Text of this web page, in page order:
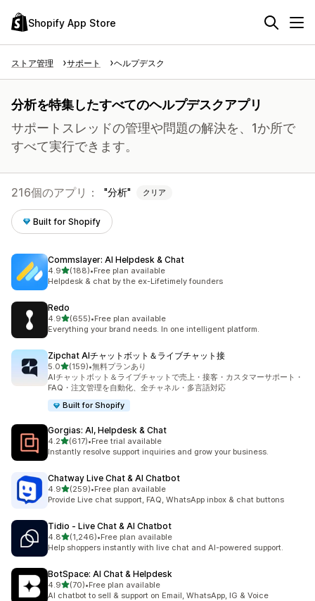
Shopify App Store
ストア管理 サポート ヘルプデスク
分析を特集したすべてのヘルプデスクアプリ
サポートスレッドの管理や問題の解決を、1か所で
すべて実行できます。
216個のアプリ： 分析 クリア
Built for Shopify
Commslayer: AI Helpdesk & Chat
4.95つ星中
(188)
合計レビュー数：188件
•Free plan available
Helpdesk & chat by the ex-Lifetimely founders
Redo
4.95つ星中
(655)
合計レビュー数：655件
•Free plan available
Everything your brand needs. In one intelligent platform.
Zipchat AIチャットボット＆ライブチャット接
5.05つ星中
(159)
合計レビュー数：159件
•無料プランあり
AIチャットボット＆ライブチャットで売上・接客・カスタマーサポート・
FAQ・注文管理を自動化、全チャネル・多言語対応
Built for Shopify
Gorgias: AI, Helpdesk & Chat
4.25つ星中
(617)
合計レビュー数：617件
•Free trial available
Instantly resolve support inquiries and grow your business.
Chatway Live Chat & AI Chatbot
4.95つ星中
(259)
合計レビュー数：259件
•Free plan available
Provide Live chat support, FAQ, WhatsApp inbox & chat buttons
Tidio ‑ Live Chat & AI Chatbot
4.85つ星中
(1,246)
合計レビュー数：1246件
•Free plan available
Help shoppers instantly with live chat and AI-powered support.
BotSpace: AI Chat & Helpdesk
4.95つ星中
(70)
合計レビュー数：70件
•Free plan available
AI chatbot to sell & support on Email, WhatsApp, IG & Voice